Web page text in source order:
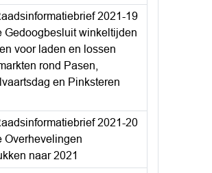
2021-19
Gedoogbesluit winkeltijden
voor laden en lossen
rond Pasen,
en Pinksteren
2021-20
Overhevelingen
naar 2021